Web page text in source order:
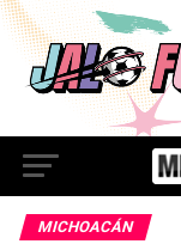
MICHOACÁN